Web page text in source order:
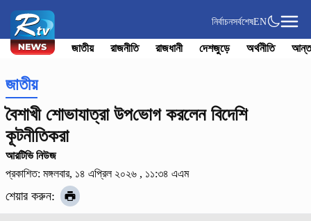
নির্বাচনসর্বশেষEN
জাতীয় রাজনীতি রাজধানী দেশজুড়ে অর্থনীতি
জাতীয়
বৈশাখী শোভাযাত্রা উপ‌ভোগ করলেন বিদেশি
কূটনীতিকরা
আরটিভি নিউজ
প্রকাশিত: মঙ্গলবার, ১৪ এপ্রিল ২০২৬ , ১১:৩৪ এএম
শেয়ার করুন: